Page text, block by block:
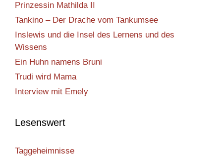
Prinzessin Mathilda II
Tankino – Der Drache vom Tankumsee
Inslewis und die Insel des Lernens und des
Wissens
Ein Huhn namens Bruni
Trudi wird Mama
Interview mit Emely
Lesenswert
Taggeheimnisse